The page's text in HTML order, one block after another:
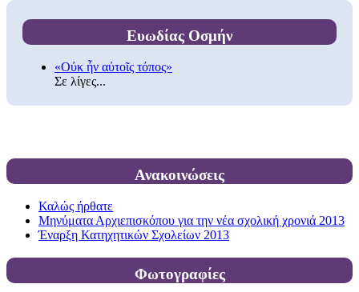
Ευωδίας Οσμήν
«Οὐκ ἦν αὐτοῖς τόπος»
Σε λίγες...
Ανακοινώσεις
Καλώς ήρθατε
Μηνύματα Αρχιεπισκόπου για την νέα σχολική χρονιά 2013
Έναρξη Κατηχητικών Σχολείων 2013
Φωτογραφίες